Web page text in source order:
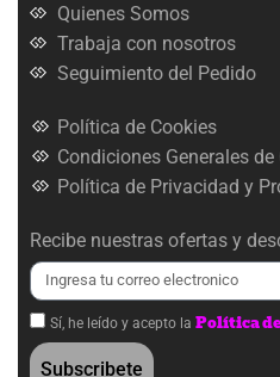
Quienes Somos
Trabaja con nosotros
Seguimiento del Pedido
Política de Cookies
Condiciones Generales de
Política de Privacidad y
Recibe nuestras ofertas y
Sí, he leído y acepto la Política
Subscribete